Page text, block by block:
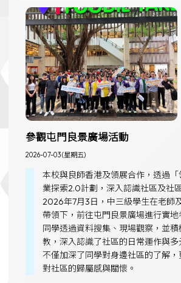
參觀屯門良景廣場活動
2026-07-03 (星期五)
本校與良師香港及領展合作，透過
業探索2.0計劃，深入認識社區及社
2026年7月3日，中三級學生在老師
帶領下，前往屯門良景廣場進行實地
同學透過資料搜集、現場觀察，並
教，深入認識了社區的日常運作與
不僅加深了同學對身邊社區的了解
對社區的歸屬感與關懷。